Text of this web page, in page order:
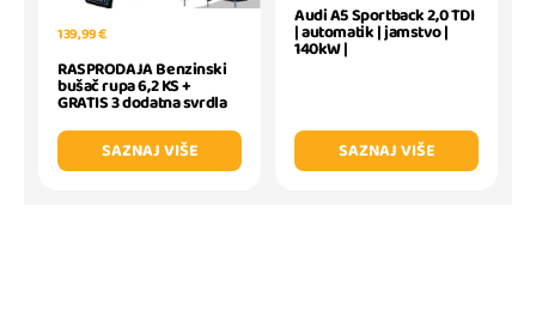
139,99 €
RASPRODAJA Benzinski
bušač rupa 6,2 KS +
GRATIS 3 dodatna svrdla
SAZNAJ VIŠE
Audi A5 Sportback 2,0 TDI
| automatik | jamstvo |
140kW |
SAZNAJ VIŠE